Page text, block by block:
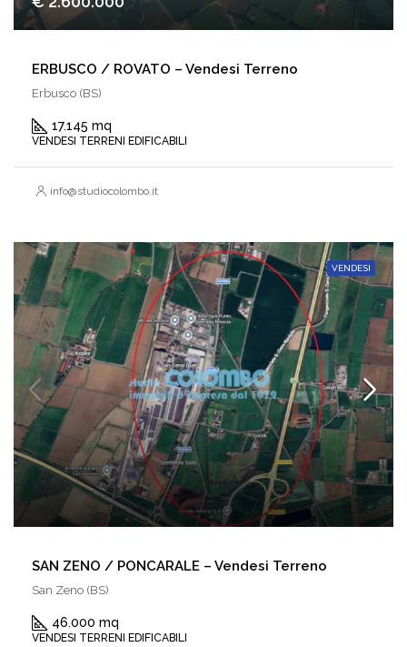
ERBUSCO / ROVATO – Vendesi Terreno
Erbusco (BS)
17.145 mq
VENDESI TERRENI EDIFICABILI
info@studiocolombo.it
VENDESI
SAN ZENO / PONCARALE – Vendesi Terreno
San Zeno (BS)
46.000 mq
VENDESI TERRENI EDIFICABILI